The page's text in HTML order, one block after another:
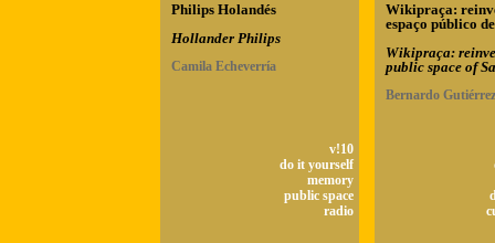
Philips Holandés
Hollander Philips
Camila Echeverría
v!10
do it yourself
memory
public space
radio
Wikipraça:
espaço público
Wikipraça:
public space of
Bernardo Gutiérrez